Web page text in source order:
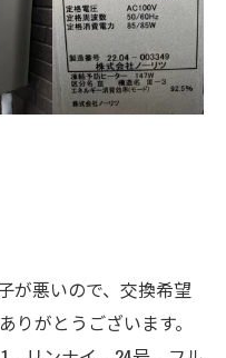
が悪いので、交換希望
りがとうございます。